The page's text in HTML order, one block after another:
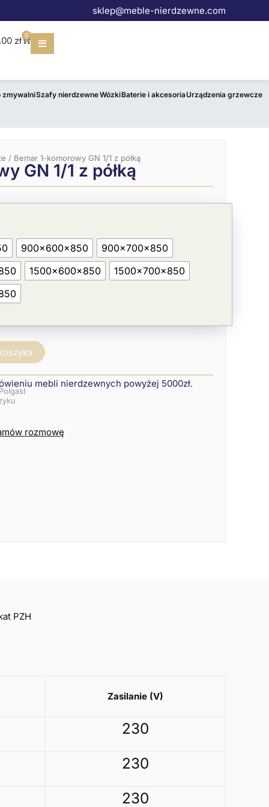
sklep@meble-nierdzewne.com
zł
0
Wózek
zmywalniSzafy nierdzewneWózkiBaterie i akcesoriaUrządzenia grzewcze
/ Bemar 1-komorowy GN 1/1 z półką
GN 1/1 z półką
900x600x850
900x700x850
1500x600x850
1500x700x850
mebli nierdzewnych powyżej 5000zł.
rozmowę
PZH
Zasilanie (V)
230
230
230